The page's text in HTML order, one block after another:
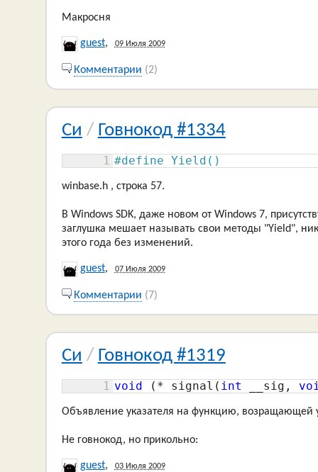
Макросня
guest, 09 Июля 2009
Комментарии (2)
Си / Говнокод #1334
1 #define Yield()
winbase.h , строка 57.
В Windows SDK, даже новом от Windows 7,
заглушка мешает называть свои методы "Yield",
этого года без изменений.
guest, 07 Июля 2009
Комментарии (7)
Си / Говнокод #1319
1 void (* signal( int __sig,
Объявление указателя на функцию, возращающей
Не говнокод, но прикольно:
guest, 03 Июля 2009